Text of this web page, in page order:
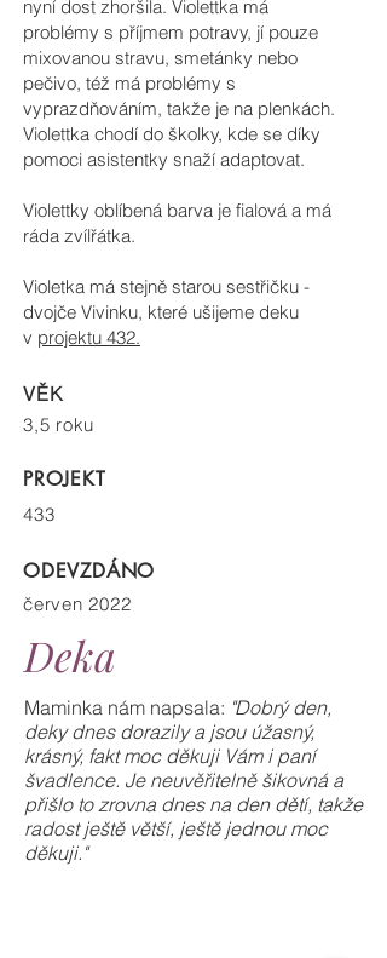
nyní dost zhoršila. Violettka má
problémy s příjmem potravy, jí pouze
mixovanou stravu, smetánky nebo
pečivo, též má problémy s
vyprazdňováním, takže je na plenkách.
Violettka chodí do školky, kde se díky
pomoci asistentky snaží adaptovat.
Violettky oblíbená barva je fialová a má
ráda zvílřátka.
Violetka má stejně starou sestřičku -
dvojče Vivinku, které ušijeme deku
v projektu 432.
VĚK
3,5 roku
PROJEKT
433
ODEVZDÁNO
červen 2022
Deka
Maminka nám napsala: "Dobrý den,
deky dnes dorazily a jsou úžasný,
krásný, fakt moc děkuji Vám i paní
švadlence. Je neuvěřitelně šikovná a
přišlo to zrovna dnes na den dětí, takže
radost ještě větší, ještě jednou moc
děkuji."